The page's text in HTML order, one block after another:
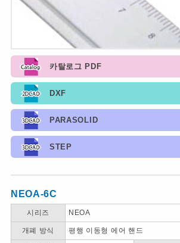
카탈로그 PDF
DXF
PARASOLID
STEP
NEOA-6C
시리즈 NEOA
개폐 방식 평행 이동형 에어 핸드